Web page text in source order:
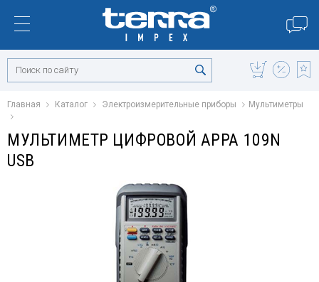
Главная Каталог Электроизмерительные приборы Мультиметры
МУЛЬТИМЕТР ЦИФРОВОЙ APPA 109N
USB